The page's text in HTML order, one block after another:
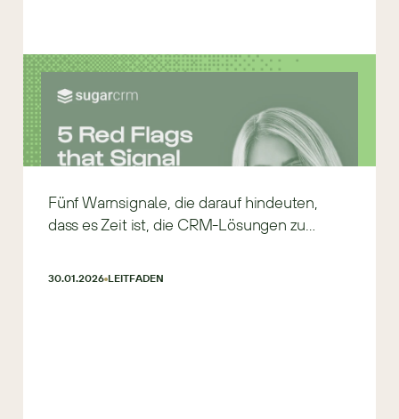
Fünf Warnsignale, die darauf hindeuten,
dass es Zeit ist, die CRM-Lösungen zu
30.01.2026 LEITFADEN